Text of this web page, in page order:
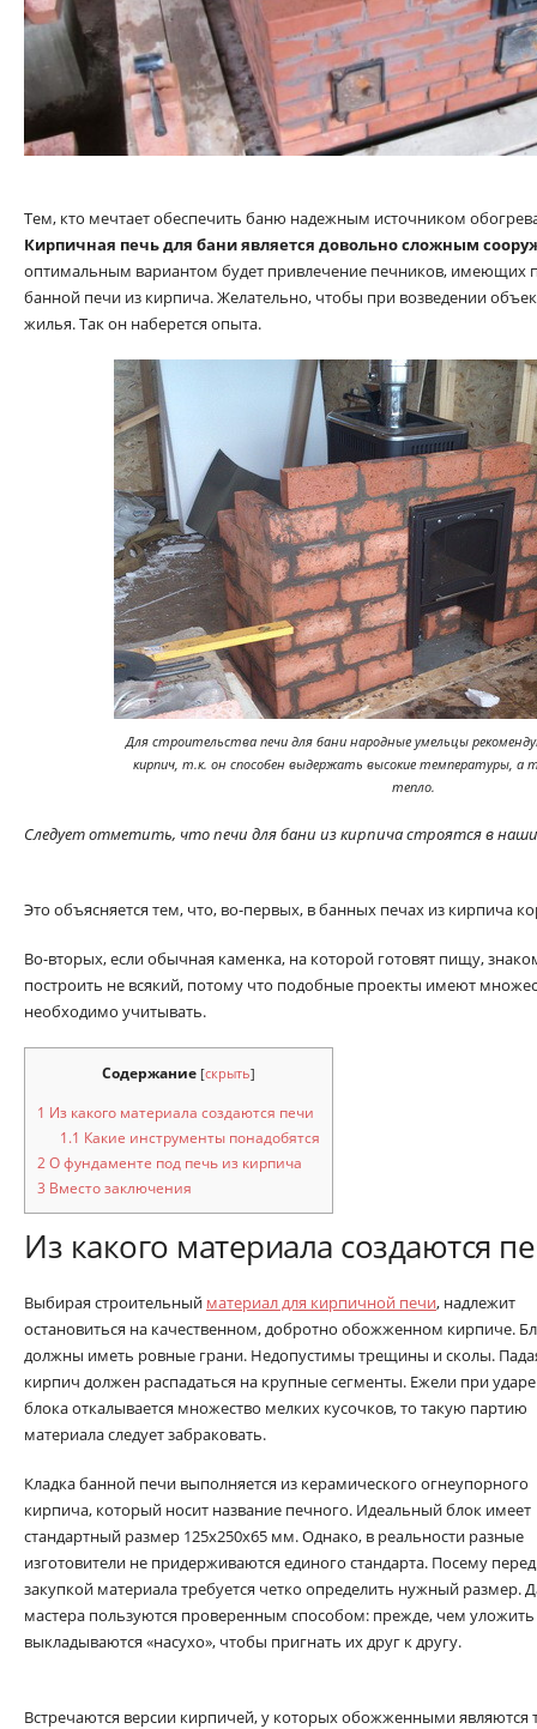
Тем, кто мечтает обеспечить баню надежным источником
Кирпичная печь для бани является довольно сложным
оптимальным вариантом будет привлечение печников, имеющих
банной печи из кирпича. Желательно, чтобы при возведении
жилья. Так он наберется опыта.
Для строительства печи для бани народные умельцы
кирпич, т.к. он способен выдержать высокие температуры, а
тепло.
Следует отметить, что печи для бани из кирпича строятся в
Это объясняется тем, что, во-первых, в банных печах из кирпича
Во-вторых, если обычная каменка, на которой готовят пищу,
построить не всякий, потому что подобные проекты имеют
необходимо учитывать.
Содержание [скрыть]
1 Из какого материала создаются печи
1.1 Какие инструменты понадобятся
2О фундаменте под печь из кирпича
3 Вместо заключения
Из какого материала создаются
Выбирая строительный материал для кирпичной печи, надлежит
остановиться на качественном, добротно обожженном кирпиче.
должны иметь ровные грани. Недопустимы трещины и сколы.
кирпич должен распадаться на крупные сегменты. Ежели при
блока откалывается множество мелких кусочков, то такую партию
материала следует забраковать.
Кладка банной печи выполняется из керамического огнеупорного
кирпича, который носит название печного. Идеальный блок имеет
стандартный размер 125х250х65 мм. Однако, в реальности разные
изготовители не придерживаются единого стандарта. Посему перед
закупкой материала требуется четко определить нужный
мастера пользуются проверенным способом: прежде, чем
выкладываются «насухо», чтобы пригнать их друг к другу.
Встречаются версии кирпичей, у которых обожженными являются